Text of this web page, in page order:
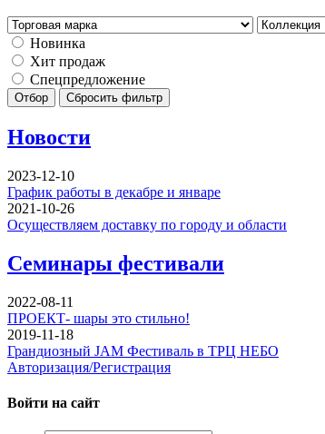
Новинка
Хит продаж
Спецпредложение
Отбор Сбросить фильтр
Новости
2023-12-10
График работы в декабре и январе
2021-10-26
Осуществляем доставку по городу и области
Семинары фестивали
2022-08-11
ПРОЕКТ- шары это стильно!
2019-11-18
Грандиозный JAM Фестиваль в ТРЦ НЕБО
Авторизация/Регистрация
Войти на сайт